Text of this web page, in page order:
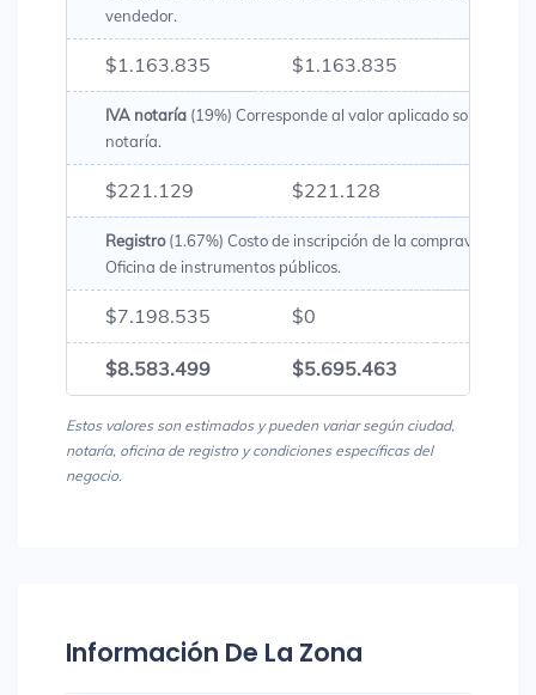
vendedor.
$1.163.835 $1.163.835
IVA notaría (19%) Corresponde al valor aplicado sobre los
notaría.
$221.129 $221.128
Registro(1.67%) Costo de inscripción de la compraventa en
Oficina de instrumentos públicos.
$7.198.535 $0
$8.583.499 $5.695.463
Estos valores son estimados y pueden variar según ciudad,
notaría, oficina de registro y condiciones específicas del
negocio.
Información De La Zona